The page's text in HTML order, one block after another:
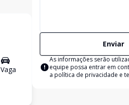
Vaga
Enviar
As informações serão
equipe possa entrar em
a política de privacidade e